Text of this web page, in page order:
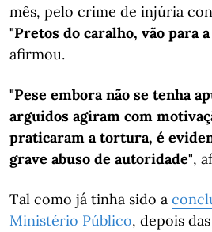
mês, pelo crime de injúria
"Pretos do caralho, vão para
afirmou.
"Pese embora não se tenha
arguidos agiram com
praticaram a tortura, é
grave abuso de autoridade",
Tal como já tinha sido a
Ministério Público, depois